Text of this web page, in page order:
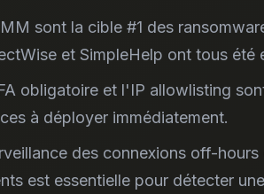
sont la cible #1 des
et SimpleHelp ont tous été
obligatoire et l'IP allowlisting
à déployer immédiatement.
des connexions off-
est essentielle pour détecter